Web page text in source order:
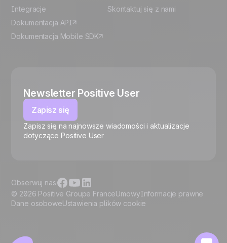
🍪
Zarządzaj plikami cookie
Integracje
Dokumentacja API
Dokumentacja Mobile SDK
Skontaktuj się z nami
Newsletter Positive User
Zapisz się
Zapisz się na najnowsze wiadomości i aktualizacje
dotyczące Positive User
© 2026 Positive Groupe FranceUmowyInformacje prawne
Dane osoboweUstawienia plików cookie
Obserwuj nas